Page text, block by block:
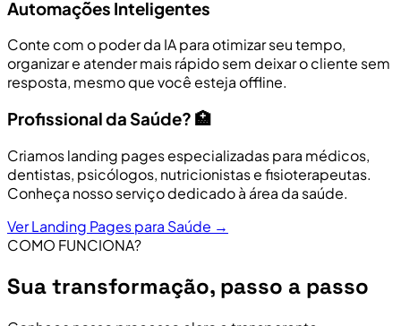
Automações Inteligentes
Conte com o poder da IA para otimizar seu tempo,
organizar e atender mais rápido sem deixar o cliente sem
resposta, mesmo que você esteja offline.
Profissional da Saúde? 🏥
Criamos landing pages especializadas para médicos,
dentistas, psicólogos, nutricionistas e fisioterapeutas.
Conheça nosso serviço dedicado à área da saúde.
Ver Landing Pages para Saúde →
COMO FUNCIONA?
Sua transformação, passo a passo